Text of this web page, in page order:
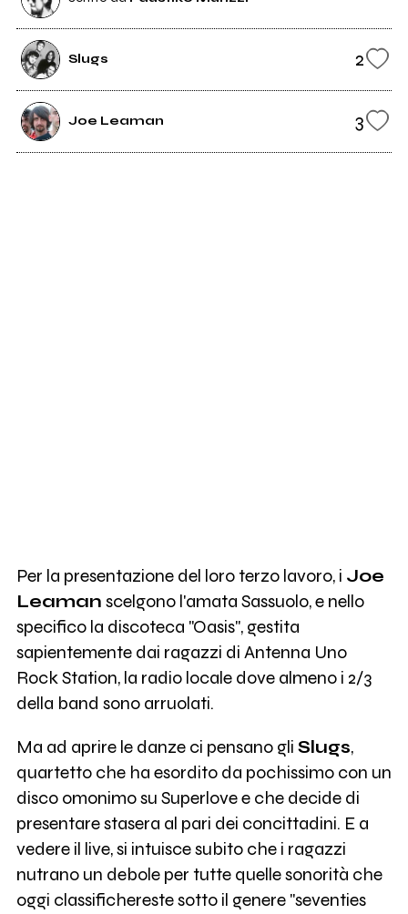
Slugs 2
Joe Leaman 3
Per la presentazione del loro terzo lavoro, i Joe
Leaman scelgono l'amata Sassuolo, e nello
specifico la discoteca "Oasis", gestita
sapientemente dai ragazzi di Antenna Uno
Rock Station, la radio locale dove almeno i 2/3
della band sono arruolati.
Ma ad aprire le danze ci pensano gli Slugs,
quartetto che ha esordito da pochissimo con un
disco omonimo su Superlove e che decide di
presentare stasera al pari dei concittadini. E a
vedere il live, si intuisce subito che i ragazzi
nutrano un debole per tutte quelle sonorità che
oggi classifichereste sotto il genere "seventies